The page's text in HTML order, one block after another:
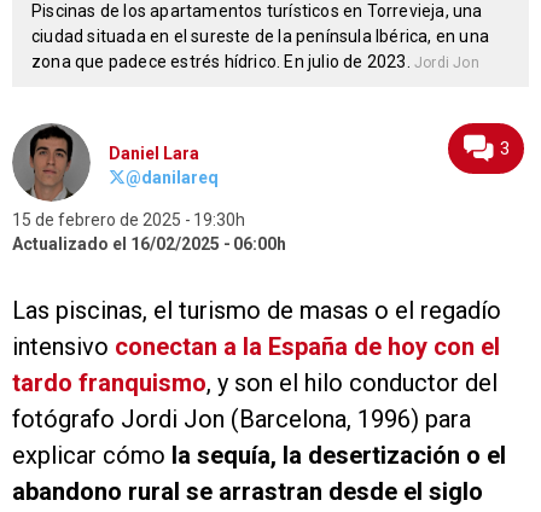
Piscinas de los apartamentos turísticos en Torrevieja, una
ciudad situada en el sureste de la península Ibérica, en una
zona que padece estrés hídrico. En julio de 2023.Jordi Jon
Daniel Lara
@danilareq
15 de febrero de 2025
19:30h
Actualizado el 16/02/2025
06:00h
3
Las piscinas, el turismo de masas o el regadío
intensivo conectan a la España de hoy con el
tardo franquismo, y son el hilo conductor del
fotógrafo Jordi Jon (Barcelona, 1996) para
explicar cómo la sequía, la desertización o el
abandono rural se arrastran desde el siglo